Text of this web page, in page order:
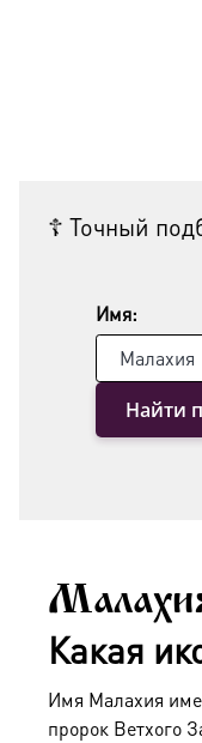
☦ Точный
Имя:
Найти
Какая
пророк Ветхого